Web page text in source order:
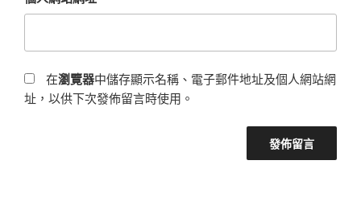
在瀏覽器中儲存顯示名稱、電子郵件地址及個人網站網
址，以供下次發佈留言時使用。